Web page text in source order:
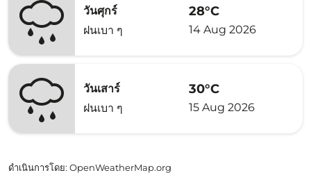
วันศุกร์
ฝนเบา ๆ
28°C
14 Aug 2026
วันเสาร์
ฝนเบา ๆ
30°C
15 Aug 2026
ดำเนินการโดย: OpenWeatherMap.org